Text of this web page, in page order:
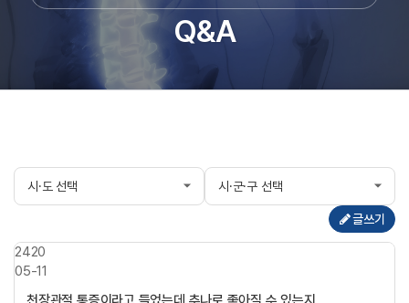
Q&A
글쓰기
2420
05-11